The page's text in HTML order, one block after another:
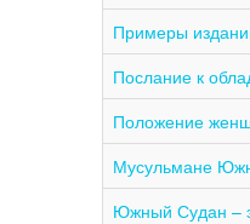
Примеры
Послание к
Положение
Мусульмане
Южный Судан –